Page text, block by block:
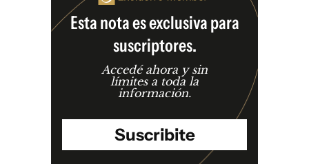
Esta nota es exclusiva para
suscriptores.
Accedé ahora y sin
límites a toda la
información.
Suscribite